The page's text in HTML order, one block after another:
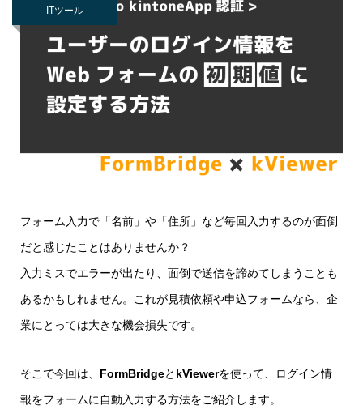
ITツール
フォーム入力で「名前」や「住所」など毎回入力するのが面倒
だと感じたことはありませんか？
入力ミスでエラーが出たり、面倒で送信を諦めてしまうことも
あるかもしれません。これが見積依頼や申込フォームなら、企
業にとっては大きな機会損失です。
そこで今回は、 FormBridgeと kViewerを使って、ログイン情
報をフォームに自動入力する方法をご紹介します。